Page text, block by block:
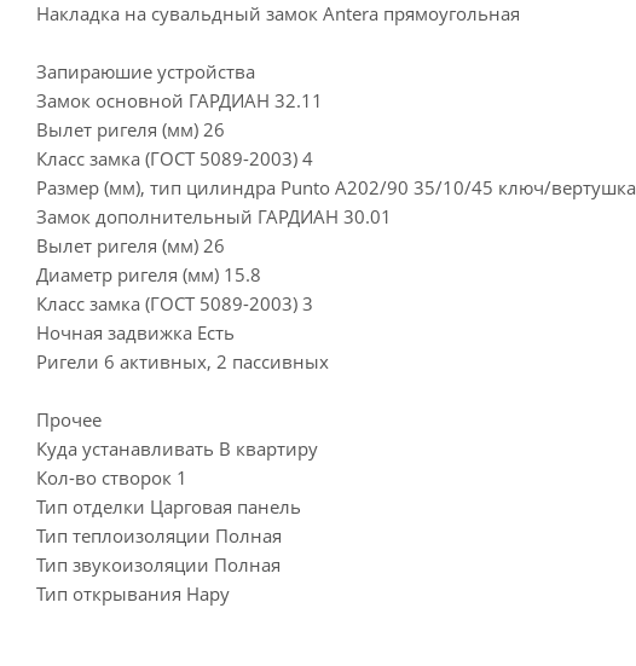
Накладка на сувальдный замок Antera прямоугольная
Запираюшие устройства
Замок основной ГАРДИАН 32.11
Вылет ригеля (мм) 26
Класс замка (ГОСТ 5089-2003) 4
Размер (мм), тип цилиндра Punto A202/90 35/10/45 ключ/вертушка
Замок дополнительный ГАРДИАН 30.01
Вылет ригеля (мм) 26
Диаметр ригеля (мм) 15.8
Класс замка (ГОСТ 5089-2003) 3
Ночная задвижка Есть
Ригели 6 активных, 2 пассивных
Прочее
Куда устанавливать В квартиру
Кол-во створок 1
Тип отделки Царговая панель
Тип теплоизоляции Полная
Тип звукоизоляции Полная
Тип открывания Нару